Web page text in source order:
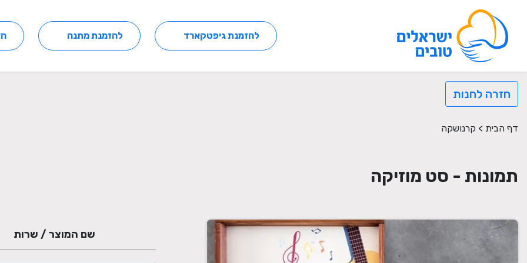
להזמנת גיפטקארד להזמנת מתנה
חזרה לחנות
דף הבית > קרנושקה
תמונות - סט מוזיקה
שם המוצר / שרות